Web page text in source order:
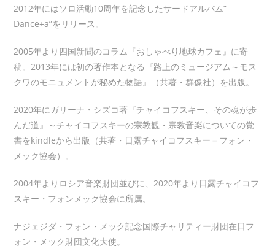
2012年にはソロ活動10周年を記念したサードアルバム”
Dance+a”をリリース。
2005年より四国新聞のコラム『おしゃべり地球カフェ』に寄
稿。2013年には初の著作本となる『路上のミュージアム～モス
クワのモニュメントが秘めた物語』（共著・群像社）を出版。
2020年にガリーナ・シズコ著『チャイコフスキー、その魂が歩
んだ道』～チャイコフスキーの宗教観・宗教音楽についての覚
書をkindleから出版（共著・日露チャイコフスキー＝フォン・
メック協会）。
2004年よりロシア音楽財団並びに、2020年より日露チャイコフ
スキー・フォンメック協会に所属。
ナジェジダ・フォン・メック記念国際チャリティー財団在日フ
ォン・メック財団文化大使。